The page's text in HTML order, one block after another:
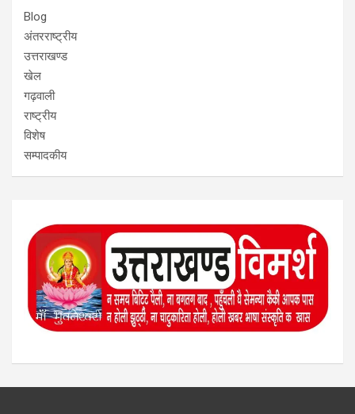
Blog
अंतरराष्ट्रीय
उत्तराखण्ड
खेल
गढ़वाली
राष्ट्रीय
विशेष
सम्पादकीय